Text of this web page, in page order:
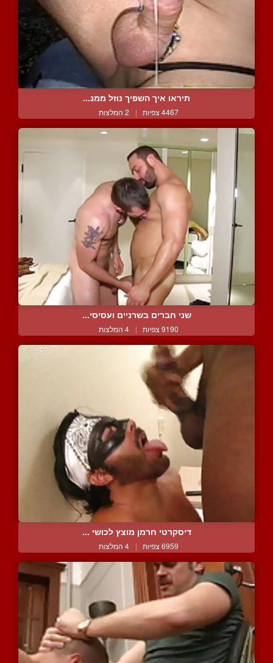
תיראו איך השפיך נוזל ממנ...
4467 צפיות | 2 המלצות
שני חברים בשרניים ועסיסי...
9190 צפיות | 4 המלצות
דיסקרטי חרמן מוצץ לכושי ...
6959 צפיות | 4 המלצות